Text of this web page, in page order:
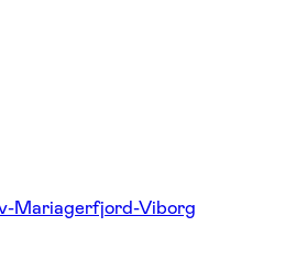
Mariagerfjord-Viborg